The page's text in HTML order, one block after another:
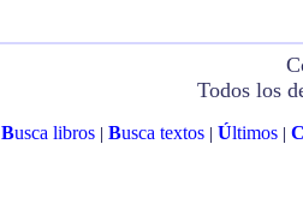
Todos los
Busca libros| Busca textos| Últimos|